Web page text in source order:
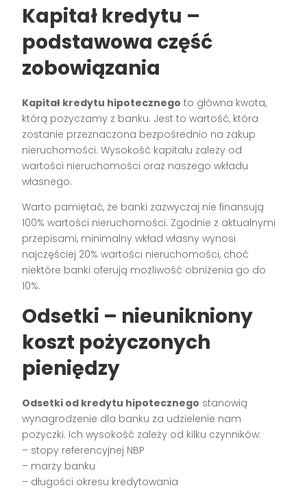
Kapitał kredytu –
podstawowa część
zobowiązania
Kapitał kredytu hipotecznego to główna kwota,
którą pożyczamy z banku. Jest to wartość, która
zostanie przeznaczona bezpośrednio na zakup
nieruchomości. Wysokość kapitału zależy od
wartości nieruchomości oraz naszego wkładu
własnego.
Warto pamiętać, że banki zazwyczaj nie finansują
100% wartości nieruchomości. Zgodnie z aktualnymi
przepisami, minimalny wkład własny wynosi
najczęściej 20% wartości nieruchomości, choć
niektóre banki oferują możliwość obniżenia go do
10%.
Odsetki – nieunikniony
koszt pożyczonych
pieniędzy
Odsetki od kredytu hipotecznego stanowią
wynagrodzenie dla banku za udzielenie nam
pożyczki. Ich wysokość zależy od kilku czynników:
– stopy referencyjnej NBP
– marży banku
– długości okresu kredytowania